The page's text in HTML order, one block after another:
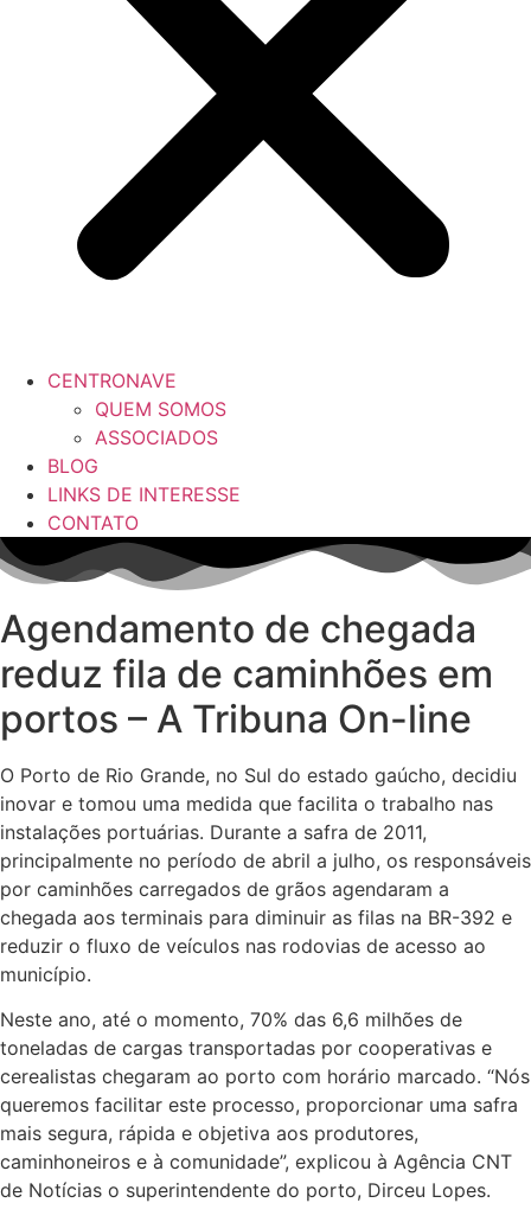
CENTRONAVE
QUEM SOMOS
ASSOCIADOS
BLOG
LINKS DE INTERESSE
CONTATO
Agendamento de chegada
reduz fila de caminhões em
portos – A Tribuna On-line
O Porto de Rio Grande, no Sul do estado gaúcho, decidiu
inovar e tomou uma medida que facilita o trabalho nas
instalações portuárias. Durante a safra de 2011,
principalmente no período de abril a julho, os responsáveis
por caminhões carregados de grãos agendaram a
chegada aos terminais para diminuir as filas na BR-392 e
reduzir o fluxo de veículos nas rodovias de acesso ao
município.
Neste ano, até o momento, 70% das 6,6 milhões de
toneladas de cargas transportadas por cooperativas e
cerealistas chegaram ao porto com horário marcado. “Nós
queremos facilitar este processo, proporcionar uma safra
mais segura, rápida e objetiva aos produtores,
caminhoneiros e à comunidade”, explicou à Agência CNT
de Notícias o superintendente do porto, Dirceu Lopes.